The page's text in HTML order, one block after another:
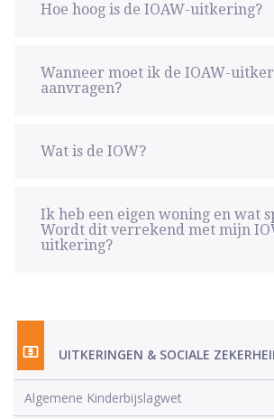
Hoe hoog is de IOAW-uitkering?
Wanneer moet ik de IOAW-
aanvragen?
Wat is de IOW?
Ik heb een eigen woning en wat
Wordt dit verrekend met mijn
uitkering?
UITKERINGEN & SOCIALE
Algemene Kinderbijslagwet